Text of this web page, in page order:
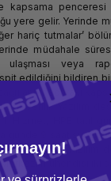
penceresi
yere gelir. Yerinde
hariç tutmalar’
müdahale
ulaşması veya
edildiğini bildiren
çağrılar bir sonraki
verilir. Yazılım
Hizmet, HPE tatil
günde 9 saat
bu tablonun
mühendisi iki